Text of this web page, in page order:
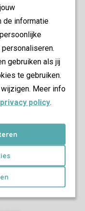
de informatie
gebruiken als jij
te gebruiken.
Meer info
privacy policy.